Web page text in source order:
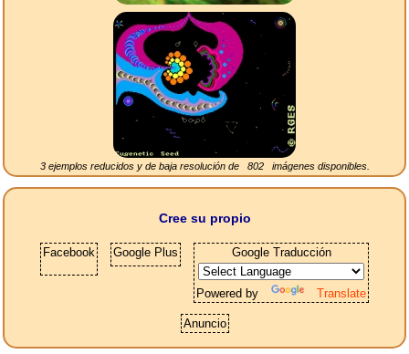
3 ejemplos reducidos y de baja resolución de 802imágenes disponibles.
Cree su propio
Facebook Google Plus Google Traducción
Powered by Translate
Anuncio